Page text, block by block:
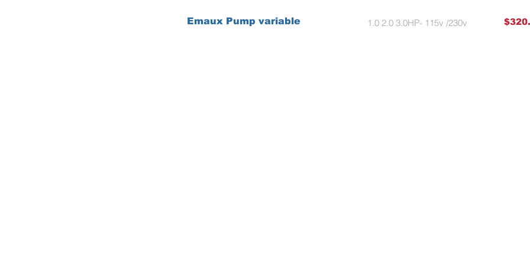
Emaux Pump variable 1.0 2.0 3.0HP- 115v /230v